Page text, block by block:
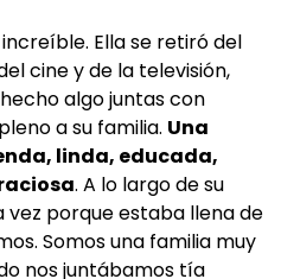
Ella se retiró del
cine y de la televisión,
algo juntas con
a su familia. Una
linda, educada,
. A lo largo de su
porque estaba llena de
Somos una familia muy
nos juntábamos tía